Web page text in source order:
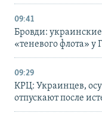
09:41
Бровди:
«теневого флота» у
09:29
КРЦ: Украинцев,
отпускают после